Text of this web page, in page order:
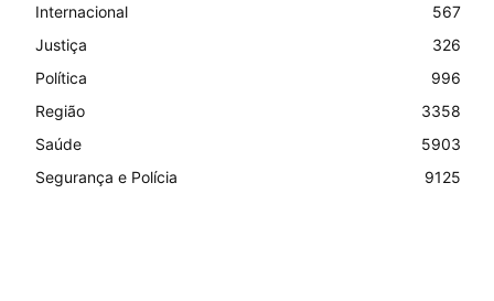
Internacional
567
Justiça
326
Política
996
Região
3358
Saúde
5903
Segurança e Polícia
9125